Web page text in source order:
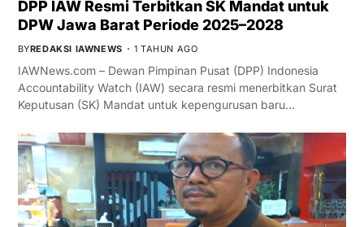
DPP IAW Resmi Terbitkan SK Mandat untuk
DPW Jawa Barat Periode 2025–2028
BYREDAKSI IAWNEWS 1 TAHUN AGO
IAWNews.com – Dewan Pimpinan Pusat (DPP) Indonesia
Accountability Watch (IAW) secara resmi menerbitkan Surat
Keputusan (SK) Mandat untuk kepengurusan baru…